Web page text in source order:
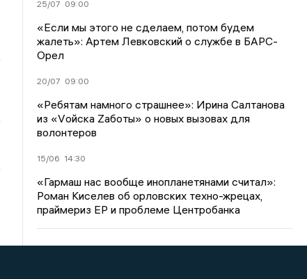
25/07 09:00
«Если мы этого не сделаем, потом будем
жалеть»: Артем Левковский о службе в БАРС-
Орел
20/07 09:00
«Ребятам намного страшнее»: Ирина Салтанова
из «Vойска Zаботы» о новых вызовах для
волонтеров
15/06 14:30
«Гармаш нас вообще инопланетянами считал»:
Роман Киселев об орловских техно-жрецах,
праймериз ЕР и проблеме Центробанка